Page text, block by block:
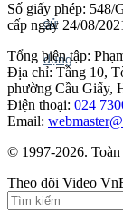
Số giấy phép:
cấp ngày 24/08/
Tổng biên tập:
Địa chỉ: Tầng 10,
phường Cầu Giấy,
Điện thoại: 024
Email:
© 1997-2026. Toàn
Theo dõi Video